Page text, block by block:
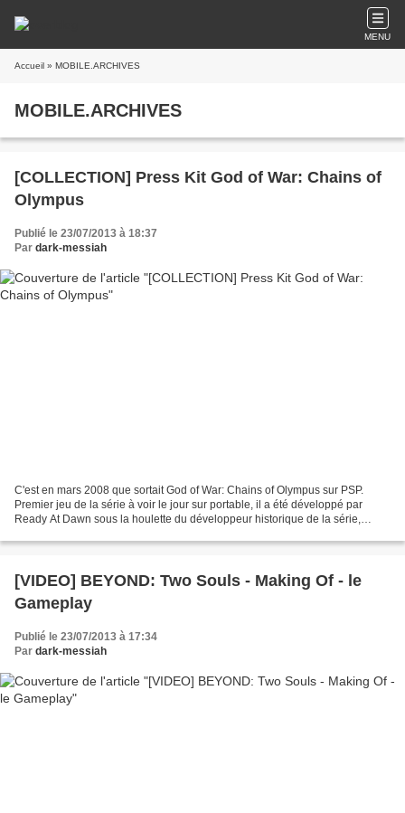
MENU
Accueil » MOBILE.ARCHIVES
MOBILE.ARCHIVES
[COLLECTION] Press Kit God of War: Chains of
Olympus
Publié le 23/07/2013 à 18:37
Par dark-messiah
C'est en mars 2008 que sortait God of War: Chains of Olympus sur PSP.
Premier jeu de la série à voir le jour sur portable, il a été développé par
Ready At Dawn sous la houlette du développeur historique de la série,
[VIDEO] BEYOND: Two Souls - Making Of - le
Gameplay
Publié le 23/07/2013 à 17:34
Par dark-messiah